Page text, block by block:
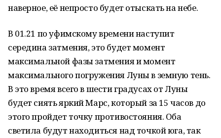
наверное, её непросто будет отыскать на небе.
В 01.21 по уфимскому времени наступит
середина затмения, это будет момент
максимальной фазы затмения и момент
максимального погружения Луны в земную тень.
В это время всего в шести градусах от Луны
будет сиять яркий Марс, который за 15 часов до
этого пройдет точку противостояния. Оба
светила будут находиться над точкой юга, так